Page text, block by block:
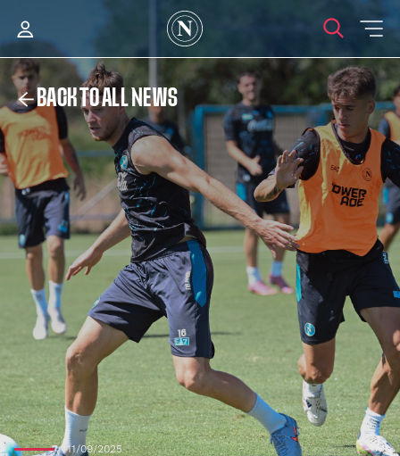
BACK TO ALL NEWS
11/09/2025